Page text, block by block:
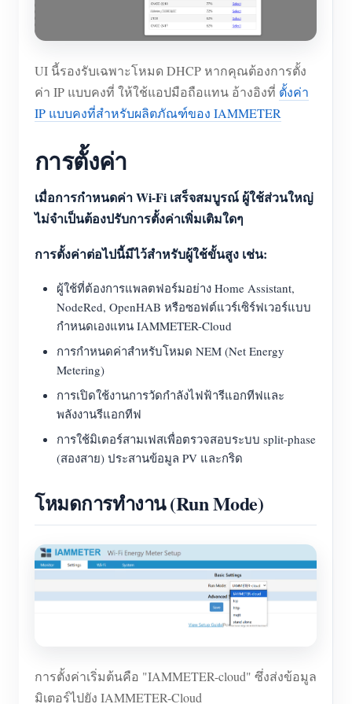
UI นี้รองรับเฉพาะโหมด DHCP หากคุณต้องการตั้ง
ค่า IP แบบคงที่ ให้ใช้แอปมือถือแทน อ้างอิงที่ ตั้งค่า
IP แบบคงที่สำหรับผลิตภัณฑ์ของ IAMMETER
การตั้งค่า
เมื่อการกำหนดค่า Wi-Fi เสร็จสมบูรณ์ ผู้ใช้ส่วนใหญ่
ไม่จำเป็นต้องปรับการตั้งค่าเพิ่มเติมใดๆ
การตั้งค่าต่อไปนี้มีไว้สำหรับผู้ใช้ขั้นสูง เช่น:
ผู้ใช้ที่ต้องการแพลตฟอร์มอย่าง Home Assistant,
NodeRed, OpenHAB หรือซอฟต์แวร์เซิร์ฟเวอร์แบบ
กำหนดเองแทน IAMMETER-Cloud
การกำหนดค่าสำหรับโหมด NEM (Net Energy
Metering)
การเปิดใช้งานการวัดกำลังไฟฟ้ารีแอกทีฟและ
พลังงานรีแอกทีฟ
การใช้มิเตอร์สามเฟสเพื่อตรวจสอบระบบ split-phase
(สองสาย) ประสานข้อมูล PV และกริด
โหมดการทำงาน (Run Mode)
การตั้งค่าเริ่มต้นคือ "IAMMETER-cloud" ซึ่งส่งข้อมูล
มิเตอร์ไปยัง IAMMETER-Cloud